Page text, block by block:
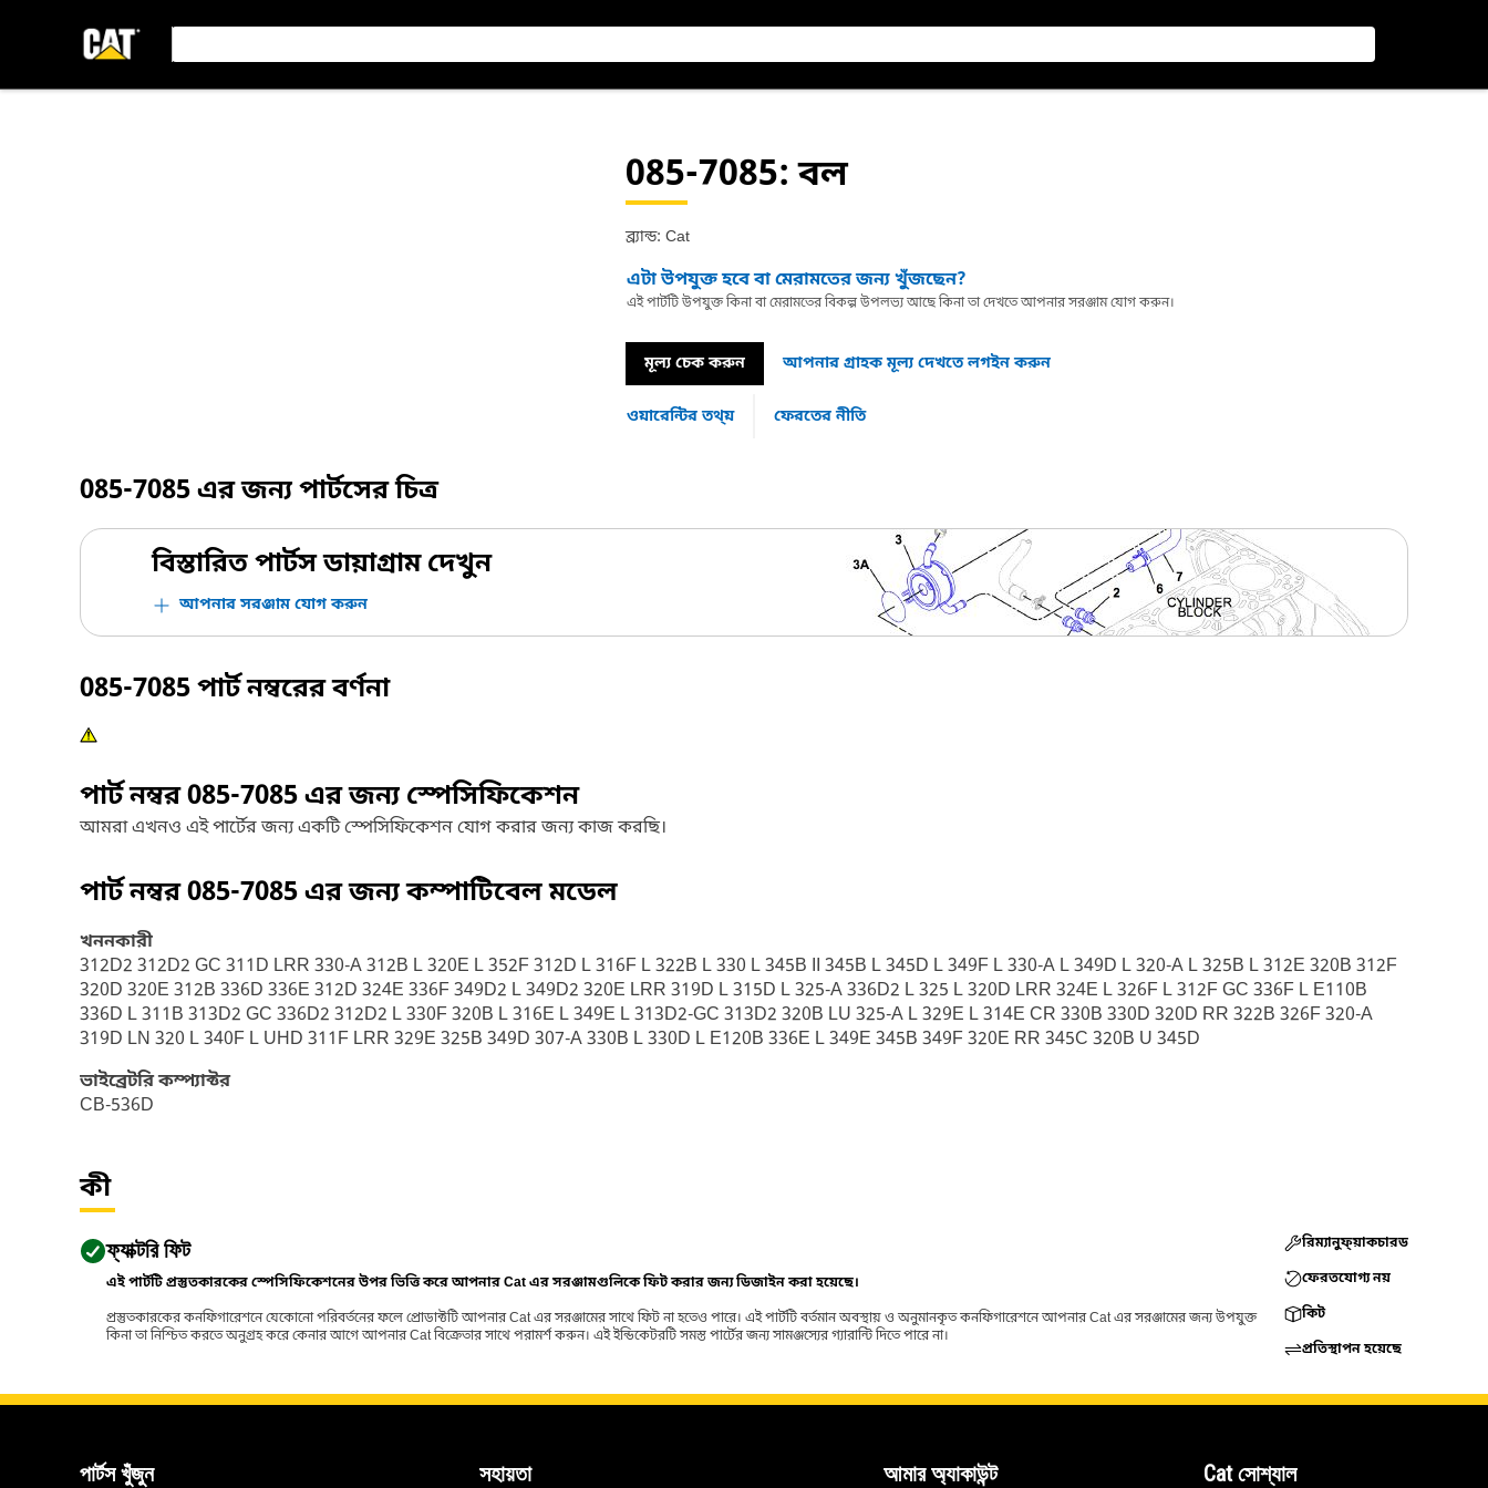
085-7085: বল
ব্র্যান্ড: Cat
এটা উপযুক্ত হবে বা মেরামতের জন্য খুঁজছেন?
এই পার্টটি উপযুক্ত কিনা বা মেরামতের বিকল্প উপলভ্য আছে কিনা তা দেখতে আপনার সরঞ্জাম যোগ করুন।
মূল্য চেক করুন আপনার গ্রাহক মূল্য দেখতে লগইন করুন
ওয়ারেন্টির তথ্য় ফেরতের নীতি
085-7085এর জন্য পার্টসের চিত্র
বিস্তারিত পার্টস ডায়াগ্রাম দেখুন
আপনার সরঞ্জাম যোগ করুন
085-7085পার্ট নম্বরের বর্ণনা
পার্ট নম্বর085-7085এর জন্য স্পেসিফিকেশন
আমরা এখনও এই পার্টের জন্য একটি স্পেসিফিকেশন যোগ করার জন্য কাজ করছি।
পার্ট নম্বর085-7085এর জন্য কম্পাটিবেল মডেল
খননকারী
312D2 312D2 GC 311D LRR 330-A 312B L 320E L 352F 312D L 316F L 322B L 330 L 345B II 345B L 345D L 349F L 330-A L 349D L 320-A L 325B L 312E 320B 312F
320D 320E 312B 336D 336E 312D 324E 336F 349D2 L 349D2 320E LRR 319D L 315D L 325-A 336D2 L 325 L 320D LRR 324E L 326F L 312F GC 336F L E110B
336D L 311B 313D2 GC 336D2 312D2 L 330F 320B L 316E L 349E L 313D2-GC 313D2 320B LU 325-A L 329E L 314E CR 330B 330D 320D RR 322B 326F 320-A
319D LN 320 L 340F L UHD 311F LRR 329E 325B 349D 307-A 330B L 330D L E120B 336E L 349E 345B 349F 320E RR 345C 320B U 345D
ভাইব্রেটরি কম্প্যাক্টর
CB-536D
কী
ফ্যাক্টরি ফিট
এই পার্টটি প্রস্তুতকারকের স্পেসিফিকেশনের উপর ভিত্তি করে আপনার Cat এর সরঞ্জামগুলিকে ফিট করার জন্য ডিজাইন করা হয়েছে।
প্রস্তুতকারকের কনফিগারেশনে যেকোনো পরিবর্তনের ফলে প্রোডাক্টটি আপনার Cat এর সরঞ্জামের সাথে ফিট না হতেও পারে। এই পার্টটি বর্তমান অবস্থায় ও অনুমানকৃত কনফিগারেশনে আপনার Cat এর সরঞ্জামের জন্য উপযুক্ত
কিনা তা নিশ্চিত করতে অনুগ্রহ করে কেনার আগে আপনার Cat বিক্রেতার সাথে পরামর্শ করুন। এই ইন্ডিকেটরটি সমস্ত পার্টের জন্য সামঞ্জস্যের গ্যারান্টি দিতে পারে না।
রিম্যানুফ্য়াকচারড
ফেরতযোগ্য নয়
কিট
প্রতিস্থাপন হয়েছে
পার্টস খুঁজুন সহায়তা আমার অ্যাকাউন্ট Cat সোশ্যাল